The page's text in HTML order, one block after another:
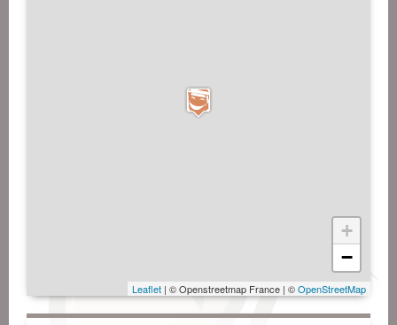
+
−
Leaflet | © Openstreetmap France | ©OpenStreetMap